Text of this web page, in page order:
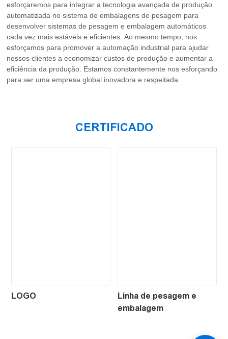
esforçaremos para integrar a tecnologia avançada de produção
automatizada no sistema de embalagens de pesagem para
desenvolver sistemas de pesagem e embalagem automáticos
cada vez mais estáveis ​​e eficientes. Ao mesmo tempo, nos
esforçamos para promover a automação industrial para ajudar
nossos clientes a economizar custos de produção e aumentar a
eficiência da produção. Estamos constantemente nos esforçando
para ser uma empresa global inovadora e respeitada
CERTIFICADO
LOGO
Linha de pesagem e
embalagem